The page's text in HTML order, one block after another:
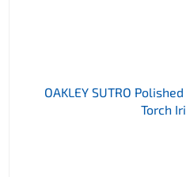
OAKLEY SUTRO
Torch